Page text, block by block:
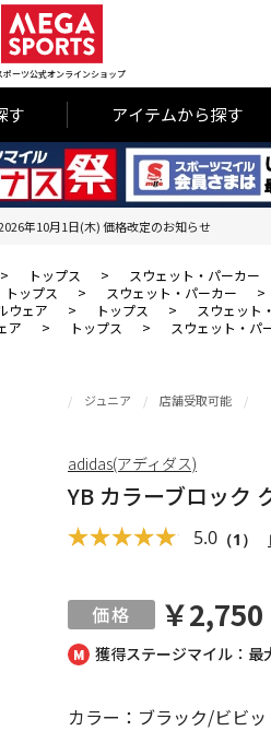
ポーツ公式オンラインショップ
す アイテムから探す
年10月1日(木) 価格改定のお知らせ
> トップス > スウェット・パーカー
トップス > スウェット・パーカー >
ウェア > トップス > スウェット
ア > トップス > スウェット・パ
獲得ステージマイル：最
ジュニア 店舗受取可能
YB カラーブロック
5.0 （1）
￥2,750
カラー：ブラック/ビビ
adidas(アディダス)